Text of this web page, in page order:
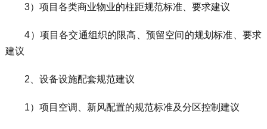
3）项目各类商业物业的柱距规范标准、要求建议
4）项目各交通组织的限高、预留空间的规划标准、要求
建议
2、设备设施配套规范建议
1）项目空调、新风配置的规范标准及分区控制建议